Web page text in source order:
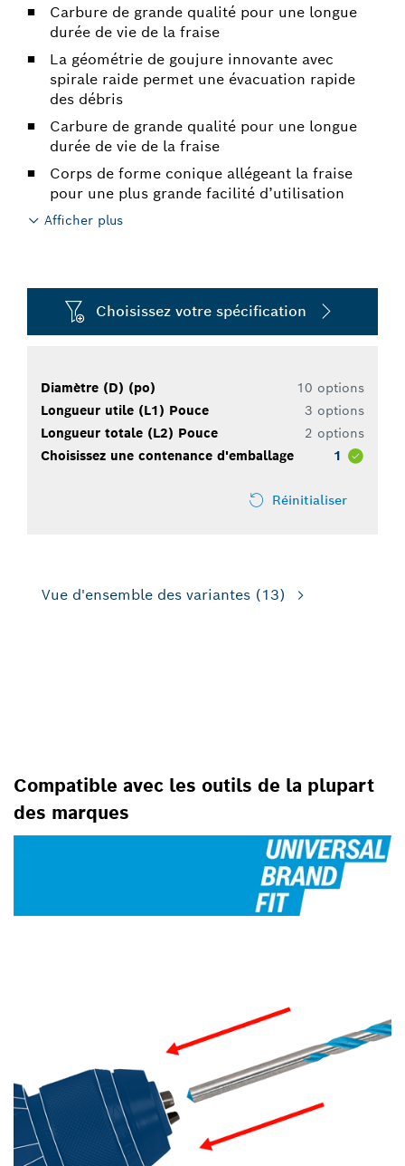
Carbure de grande qualité pour une longue
durée de vie de la fraise
La géométrie de goujure innovante avec
spirale raide permet une évacuation rapide
des débris
Carbure de grande qualité pour une longue
durée de vie de la fraise
Corps de forme conique allégeant la fraise
pour une plus grande facilité d’utilisation
Afficher plus
Choisissez votre spécification
Diamètre (D) (po)
10 options
Longueur utile (L1) Pouce
3 options
Longueur totale (L2) Pouce
2 options
Choisissez une contenance d'emballage
1
Réinitialiser
Vue d'ensemble des variantes (13)
Compatible avec les outils de la plupart
des marques